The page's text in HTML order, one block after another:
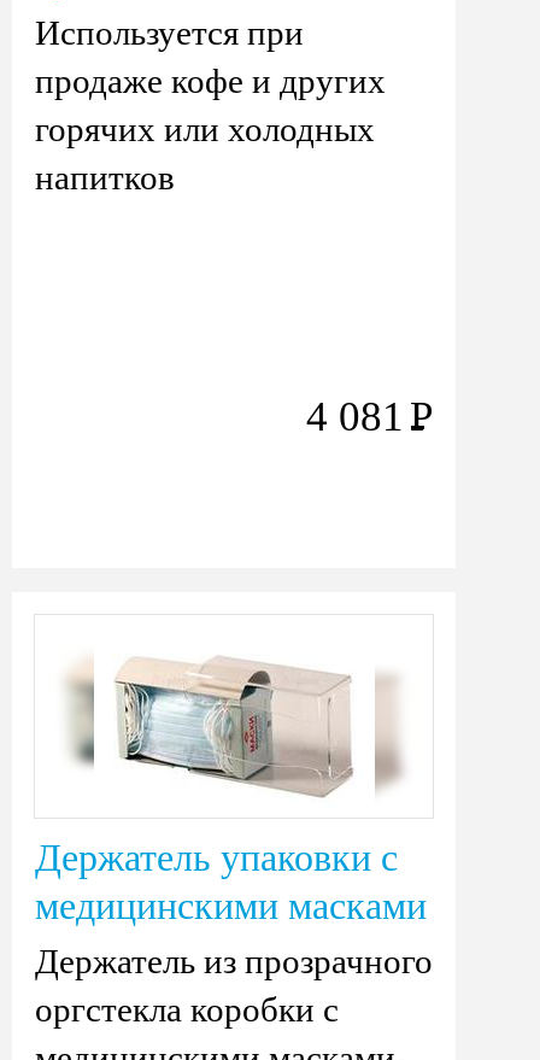
Используется при
продаже кофе и других
горячих или холодных
напитков
4 081 Р
Держатель упаковки с
медицинскими масками
Держатель из прозрачного
оргстекла коробки с